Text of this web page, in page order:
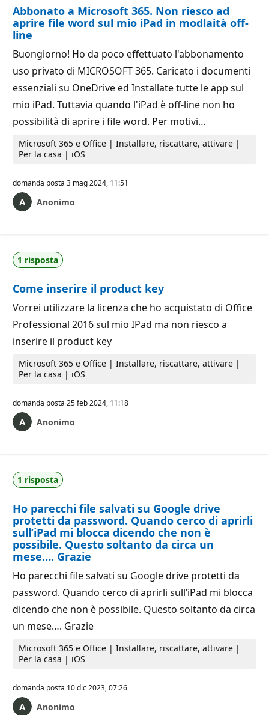
Abbonato a Microsoft 365. Non riesco ad
aprire file word sul mio iPad in modlaità off-
line
Buongiorno! Ho da poco effettuato l'abbonamento
uso privato di MICROSOFT 365. Caricato i documenti
essenziali su OneDrive ed Installate tutte le app sul
mio iPad. Tuttavia quando l'iPad è off-line non ho
possibilità di aprire i file word. Per motivi…
Microsoft 365 e Office | Installare, riscattare, attivare |
Per la casa | iOS
domanda posta 3 mag 2024, 11:51
Anonimo
1 risposta
Come inserire il product key
Vorrei utilizzare la licenza che ho acquistato di Office
Professional 2016 sul mio IPad ma non riesco a
inserire il product key
Microsoft 365 e Office | Installare, riscattare, attivare |
Per la casa | iOS
domanda posta 25 feb 2024, 11:18
Anonimo
1 risposta
Ho parecchi file salvati su Google drive
protetti da password. Quando cerco di aprirli
sull’iPad mi blocca dicendo che non è
possibile. Questo soltanto da circa un
mese…. Grazie
Ho parecchi file salvati su Google drive protetti da
password. Quando cerco di aprirli sull’iPad mi blocca
dicendo che non è possibile. Questo soltanto da circa
un mese…. Grazie
Microsoft 365 e Office | Installare, riscattare, attivare |
Per la casa | iOS
domanda posta 10 dic 2023, 07:26
Anonimo